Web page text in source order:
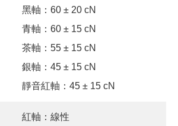
黑軸：60 ± 20 cN
青軸：60 ± 15 cN
茶軸：55 ± 15 cN
銀軸：45 ± 15 cN
靜音紅軸：45 ± 15 cN
紅軸：線性